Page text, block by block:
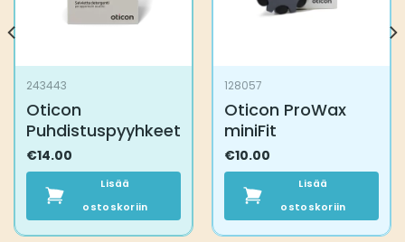
243443
Oticon
Puhdistuspyyhkeet
€14.00
Lisää
ostoskoriin
128057
Oticon ProWax
miniFit
€10.00
Lisää
ostoskoriin